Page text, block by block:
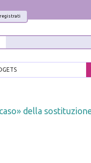
registrati
della